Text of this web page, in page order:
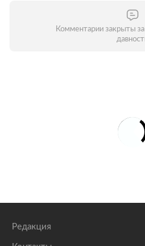
Комментарии закрыты
Редакция